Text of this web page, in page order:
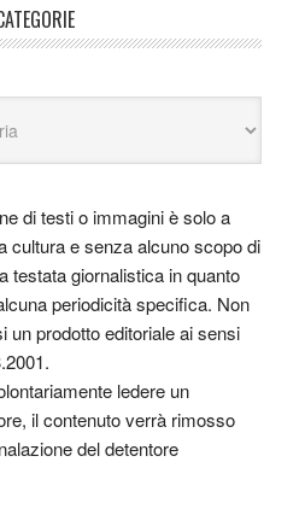
di testi o immagini è solo a
cultura e senza alcuno scopo di
testata giornalistica in quanto
periodicità specifica. Non
un prodotto editoriale ai sensi
ledere un
il contenuto verrà rimosso
del detentore